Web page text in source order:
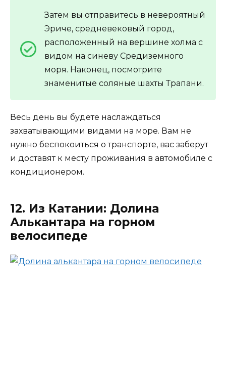
Затем вы отправитесь в невероятный
Эриче, средневековый город,
расположенный на вершине холма с
видом на синеву Средиземного
моря. Наконец, посмотрите
знаменитые соляные шахты Трапани.
Весь день вы будете наслаждаться
захватывающими видами на море. Вам не
нужно беспокоиться о транспорте, вас заберут
и доставят к месту проживания в автомобиле с
кондиционером.
12. Из Катании: Долина
Алькантара на горном
велосипеде